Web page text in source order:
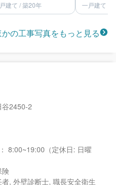
建て / 築20年 一戸建て /
かの工事写真をもっと見る
2450-2
8:00~19:00（定休日: 日曜
, 外壁診断士, 職長安全衛生